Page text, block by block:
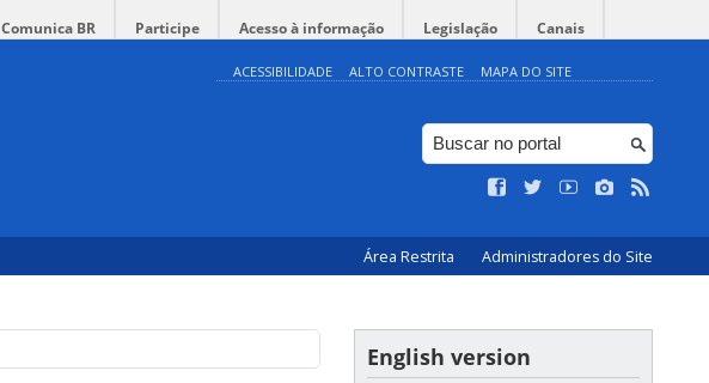
Comunica BR Participe Acesso à informação Legislação Canais
ACESSIBILIDADE ALTO CONTRASTE MAPA DO SITE
Área Restrita Administradores do Site
English version